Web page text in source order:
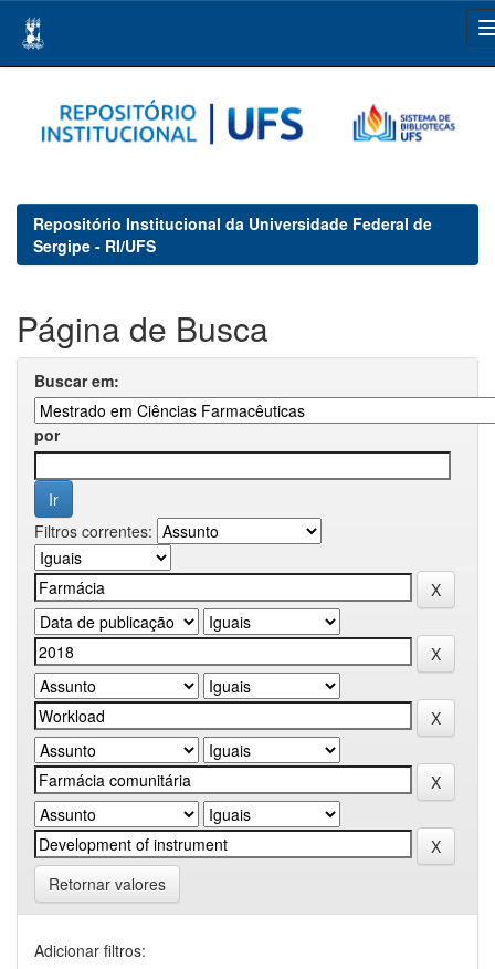
navigation
Repositório Institucional da Universidade Federal de
Sergipe - RI/UFS
Página de Busca
Buscar em:
por
Filtros correntes:
Retornar valores
Adicionar filtros: